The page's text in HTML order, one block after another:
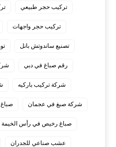
تركيب حجر طبيعي
تركيب حجر واجهات
تصنيع ساندوتش بانل
رقم صباغ في دبي
شركة تركيب باركيه
شركة صبغ في عجمان
صباغ رخيص في رأس الخيمة
عشب صناعي للجدران